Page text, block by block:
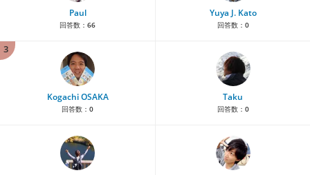
Paul
回答数： 66
Yuya J. Kato
回答数： 0
3
Kogachi OSAKA
回答数： 0
Taku
回答数： 0